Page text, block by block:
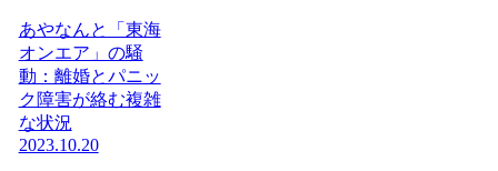
あやなんと「東海
オンエア」の騒
動：離婚とパニッ
ク障害が絡む複雑
な状況
2023.10.20